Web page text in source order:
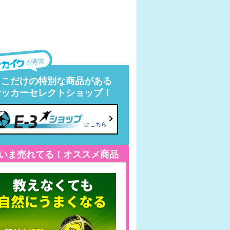
が運営
だけの特別な商品がある
カーセレクトショップ！
はこちら
ま売れてる！オススメ商品